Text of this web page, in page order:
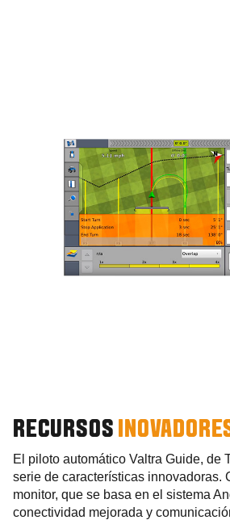
RECURSOS
El piloto automático Valtra Guide, de
serie de características innovadoras.
monitor, que se basa en el sistema
conectividad mejorada y